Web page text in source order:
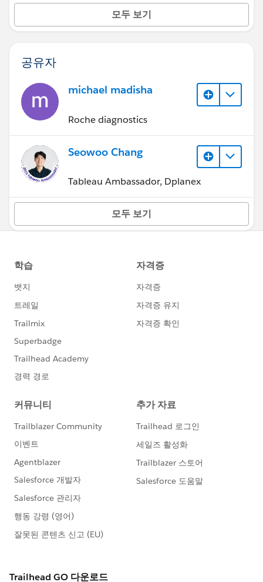
모두 보기
공유자
michael madisha
Roche diagnostics
Seowoo Chang
Tableau Ambassador, Dplanex
모두 보기